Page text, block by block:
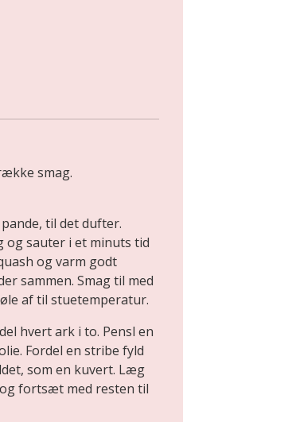
smag.
til det dufter.
og sauter i et minuts tid
og varm godt
sammen. Smag til med
af til stuetemperatur.
hvert ark i to. Pensl en
Fordel en stribe fyld
som en kuvert. Læg
fortsæt med resten til